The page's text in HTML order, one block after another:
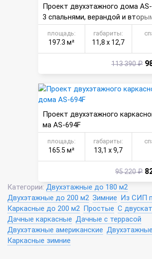
Проект двухэтажного дома
3 спальнями, верандой и
ом
площадь:
197.3 м²
габариты:
11,8 х 12,7
113 390 ₽
Проект двухэтажного
ма AS-694F
площадь:
165.5 м²
габариты:
13,1 х 9,7
95 220 ₽
Категории: Двухэтажные до 180 м2
Двухэтажные до 200 м2 Зимние Из СИП
Каркасные до 200 м2 Простые С
Дачные каркасные Дачные с террасой
Двухэтажные американские
Каркасные зимние